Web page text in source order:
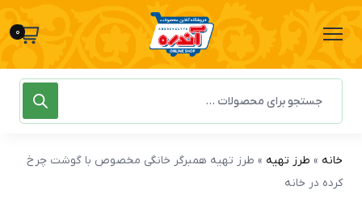
0
خانه » طرز تهیه » طرز تهیه همبرگر خانگی مخصوص با گوشت چرخ
کرده در خانه